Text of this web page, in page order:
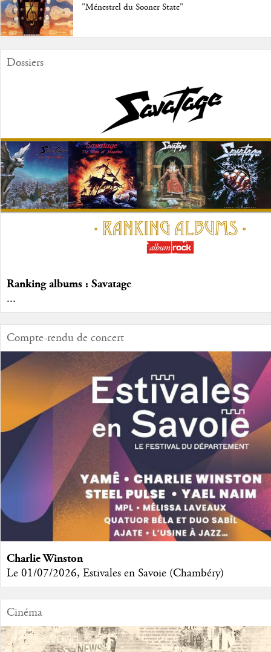
"Ménestrel du Sooner State"
Dossiers
Ranking albums : Savatage
...
Compte-rendu de concert
Charlie Winston
Le 01/07/2026, Estivales en Savoie (Chambéry)
Cinéma